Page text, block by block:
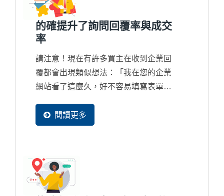
的確提升了詢問回覆率與成交
率
請注意！現在有許多買主在收到企業回
覆都會出現類似想法：「我在您的企業
網站看了這麼久，好不容易填寫表單發
簡單，真的與另外一家的差別很大...」
如果您的業務團隊所回覆的內容過於簡
的競爭力問題了，甚至在詢問回覆上都
誤判了客戶的實際急切想要的內容，這
是...
閱讀更多